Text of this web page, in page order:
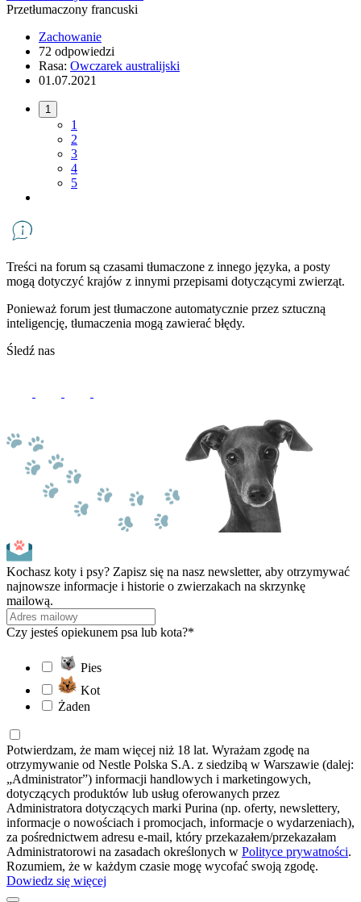
Przetłumaczony francuski
Zachowanie
72 odpowiedzi
Rasa: Owczarek australijski
01.07.2021
1
1
2
3
4
5
Treści na forum są czasami tłumaczone z innego języka, a posty
mogą dotyczyć krajów z innymi przepisami dotyczącymi zwierząt.
Ponieważ forum jest tłumaczone automatycznie przez sztuczną
inteligencję, tłumaczenia mogą zawierać błędy.
Śledź nas
Kochasz koty i psy? Zapisz się na nasz newsletter, aby otrzymywać
najnowsze informacje i historie o zwierzakach na skrzynkę
mailową.
Czy jesteś opiekunem psa lub kota?*
Pies
Kot
Żaden
Potwierdzam, że mam więcej niż 18 lat. Wyrażam zgodę na
otrzymywanie od Nestle Polska S.A. z siedzibą w Warszawie (dalej:
„Administrator”) informacji handlowych i marketingowych,
dotyczących produktów lub usług oferowanych przez
Administratora dotyczących marki Purina (np. oferty, newslettery,
informacje o nowościach i promocjach, informacje o wydarzeniach),
za pośrednictwem adresu e-mail, który przekazałem/przekazałam
Administratorowi na zasadach określonych w Polityce prywatności.
Rozumiem, że w każdym czasie mogę wycofać swoją zgodę.
Dowiedz się więcej